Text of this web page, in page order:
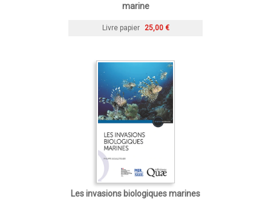
marine
Livre papier 25,00 €
Les invasions biologiques marines